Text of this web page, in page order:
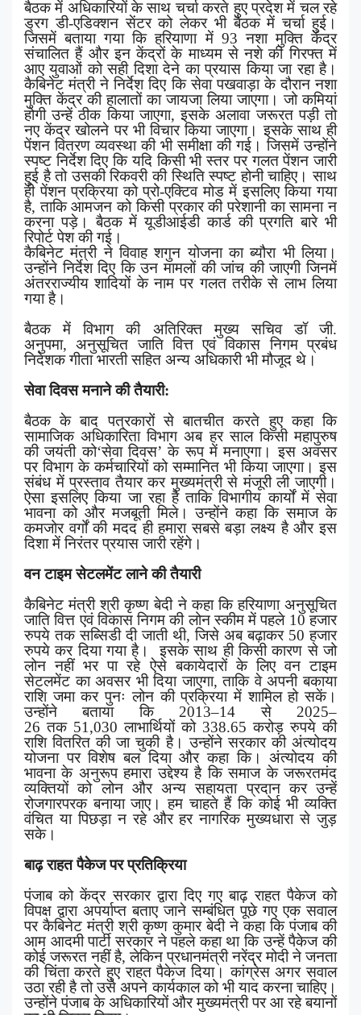
बैठक में अधिकारियों के साथ चर्चा करते हुए प्रदेश में चल रहे
ड्रग डी-एडिक्शन सेंटर को लेकर भी बैठक में चर्चा हुई।
जिसमें बताया गया कि हरियाणा में 93 नशा मुक्ति केंद्र
संचालित हैं और इन केंद्रों के माध्यम से नशे की गिरफ्त में
आए युवाओं को सही दिशा देने का प्रयास किया जा रहा है।
कैबिनेट मंत्री ने निर्देश दिए कि सेवा पखवाड़ा के दौरान नशा
मुक्ति केंद्र की हालातों का जायजा लिया जाएगा। जो कमियां
होगी उन्हें ठीक किया जाएगा,इसके अलावा जरूरत पड़ी तो
नए केंद्र खोलने पर भी विचार किया जाएगा। इसके साथ ही
पेंशन वितरण व्यवस्था की भी समीक्षा की गई। जिसमें उन्होंने
स्पष्ट निर्देश दिए कि यदि किसी भी स्तर पर गलत पेंशन जारी
हुई है तो उसकी रिकवरी की स्थिति स्पष्ट होनी चाहिए। साथ
ही पेंशन प्रक्रिया को प्रो-एक्टिव मोड में इसलिए किया गया
है,ताकि आमजन को किसी प्रकार की परेशानी का सामना न
करना पड़े। बैठक में यूडीआईडी कार्ड की प्रगति बारे भी
रिपोर्ट पेश की गई।
कैबिनेट मंत्री ने विवाह शगुन योजना का ब्यौरा भी लिया।
उन्होंने निर्देश दिए कि उन मामलों की जांच की जाएगी जिनमें
अंतरराज्यीय शादियों के नाम पर गलत तरीके से लाभ लिया
गया है।
बैठक में विभाग की अतिरिक्त मुख्य सचिव डॉ जी.
अनुपमा,अनुसूचित जाति वित्त एवं विकास निगम प्रबंध
निदेशक गीता भारती सहित अन्य अधिकारी भी मौजूद थे।
सेवा दिवस मनाने की तैयारी:
बैठक के बाद पत्रकारों से बातचीत करते हुए कहा कि
सामाजिक अधिकारिता विभाग अब हर साल किसी महापुरुष
की जयंती को‘सेवा दिवस’के रूप में मनाएगा। इस अवसर
पर विभाग के कर्मचारियों को सम्मानित भी किया जाएगा। इस
संबंध में प्रस्ताव तैयार कर मुख्यमंत्री से मंजूरी ली जाएगी।
ऐसा इसलिए किया जा रहा है ताकि विभागीय कार्यों में सेवा
भावना को और मजबूती मिले। उन्होंने कहा कि समाज के
कमजोर वर्गों की मदद ही हमारा सबसे बड़ा लक्ष्य है और इस
दिशा में निरंतर प्रयास जारी रहेंगे।
वन टाइम सेटलमेंट लाने की तैयारी
कैबिनेट मंत्री श्री कृष्ण बेदी ने कहा कि हरियाणा अनुसूचित
जाति वित्त एवं विकास निगम की लोन स्कीम में पहले 10 हजार
रुपये तक सब्सिडी दी जाती थी,जिसे अब बढ़ाकर 50 हजार
रुपये कर दिया गया है। इसके साथ ही किसी कारण से जो
लोन नहीं भर पा रहे ऐसे बकायेदारों के लिए वन टाइम
सेटलमेंट का अवसर भी दिया जाएगा,ताकि वे अपनी बकाया
राशि जमा कर पुनः लोन की प्रक्रिया में शामिल हो सकें।
उन्होंने बताया कि 2013–14 से 2025–
26 तक 51,030 लाभार्थियों को 338.65 करोड़ रुपये की
राशि वितरित की जा चुकी है। उन्होंने सरकार की अंत्योदय
योजना पर विशेष बल दिया और कहा कि। अंत्योदय की
भावना के अनुरूप हमारा उद्देश्य है कि समाज के जरूरतमंद
व्यक्तियों को लोन और अन्य सहायता प्रदान कर उन्हें
रोजगारपरक बनाया जाए। हम चाहते हैं कि कोई भी व्यक्ति
वंचित या पिछड़ा न रहे और हर नागरिक मुख्यधारा से जुड़
सके।
बाढ़ राहत पैकेज पर प्रतिक्रिया
पंजाब को केंद्र सरकार द्वारा दिए गए बाढ़ राहत पैकेज को
विपक्ष द्वारा अपर्याप्त बताए जाने सम्बंधित पूछे गए एक सवाल
पर कैबिनेट मंत्री श्री कृष्ण कुमार बेदी ने कहा कि पंजाब की
आम आदमी पार्टी सरकार ने पहले कहा था कि उन्हें पैकेज की
कोई जरूरत नहीं है,लेकिन प्रधानमंत्री नरेंद्र मोदी ने जनता
की चिंता करते हुए राहत पैकेज दिया। कांग्रेस अगर सवाल
उठा रही है तो उसे अपने कार्यकाल को भी याद करना चाहिए।
उन्होंने पंजाब के अधिकारियों और मुख्यमंत्री पर आ रहे बयानों